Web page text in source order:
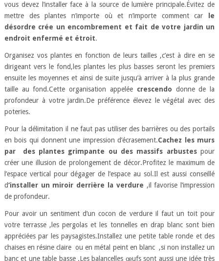
vous devez l’installer face à la source de lumière principale.Évitez de
mettre des plantes n’importe où et n’importe comment car le
désordre crée un encombrement et fait de votre jardin un
endroit enfermé et étroit.
Organisez vos plantes en fonction de leurs tailles ,c’est à dire en se
dirigeant vers le fond,les plantes les plus basses seront les premiers
ensuite les moyennes et ainsi de suite jusqu’à arriver à la plus grande
taille au fond.Cette organisation appelée crescendo donne de la
profondeur à votre jardin.De préférence élevez le végétal avec des
poteries.
Pour la délimitation il ne faut pas utiliser des barrières ou des portails
en bois qui donnent une impression d’écrasement.Cachez les murs
par des plantes grimpante ou des massifs arbustespour
créer une illusion de prolongement de décor.Profitez le maximum de
l’espace vertical pour dégager de l’espace au sol.Il est aussi conseillé
d‘installer un miroir derrière la verdure ,il favorise l’impression
de profondeur.
Pour avoir un sentiment d’un cocon de verdure il faut un toit pour
votre terrasse ,les pergolas et les tonnelles en drap blanc sont bien
appréciées par les paysagistes.Installez une petite table ronde et des
chaises en résine claire ou en métal peint en blanc ,si non installez un
banc et une table basse .Les balancelles œufs sont aussi une idée très